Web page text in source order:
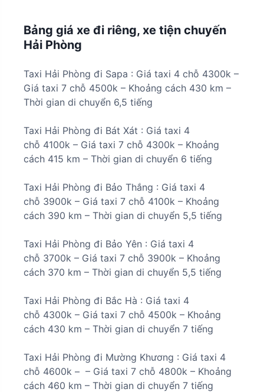
Bảng giá xe đi riêng, xe tiện chuyến
Hải Phòng
Taxi Hải Phòng đi Sapa : Giá taxi 4 chỗ 4300k –
Giá taxi 7 chỗ 4500k – Khoảng cách 430 km –
Thời gian di chuyển 6,5 tiếng
Taxi Hải Phòng đi Bát Xát : Giá taxi 4
chỗ 4100k – Giá taxi 7 chỗ 4300k – Khoảng
cách 415 km – Thời gian di chuyển 6 tiếng
Taxi Hải Phòng đi Bảo Thắng : Giá taxi 4
chỗ 3900k – Giá taxi 7 chỗ 4100k – Khoảng
cách 390 km – Thời gian di chuyển 5,5 tiếng
Taxi Hải Phòng đi Bảo Yên : Giá taxi 4
chỗ 3700k – Giá taxi 7 chỗ 3900k – Khoảng
cách 370 km – Thời gian di chuyển 5,5 tiếng
Taxi Hải Phòng đi Bắc Hà : Giá taxi 4
chỗ 4300k – Giá taxi 7 chỗ 4500k – Khoảng
cách 430 km – Thời gian di chuyển 7 tiếng
Taxi Hải Phòng đi Mường Khương : Giá taxi 4
chỗ 4600k – – Giá taxi 7 chỗ 4800k – Khoảng
cách 460 km – Thời gian di chuyển 7 tiếng